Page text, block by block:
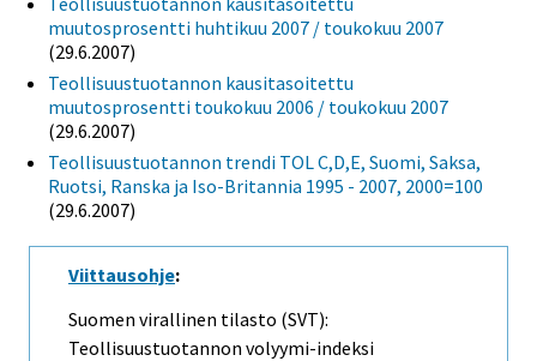
muutosprosentti huhtikuu 2007 / toukokuu 2007
(29.6.2007)
Teollisuustuotannon kausitasoitettu
muutosprosentti toukokuu 2006 / toukokuu 2007
(29.6.2007)
Teollisuustuotannon trendi TOL C,D,E, Suomi, Saksa,
Ruotsi, Ranska ja Iso-Britannia 1995 - 2007, 2000=100
(29.6.2007)
Viittausohje:
Suomen virallinen tilasto (SVT):
Teollisuustuotannon volyymi-indeksi